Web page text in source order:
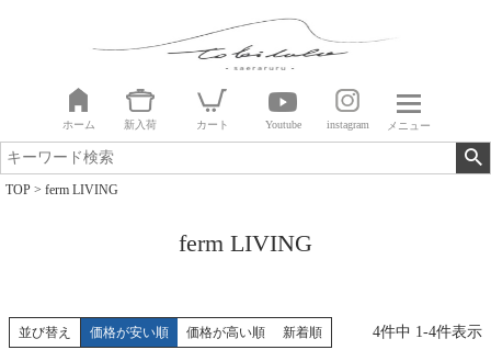
ホーム 新入荷 カート Youtube instagram メニュー
TOP ferm LIVING
ferm LIVING
並び替え 価格が安い順 価格が高い順 新着順 4件中 1-4件表示